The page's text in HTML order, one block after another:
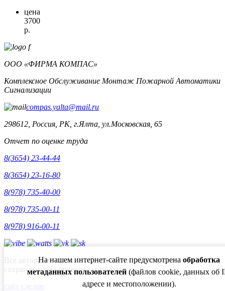
На нашем интернет-сайте предусмотрена обработка
метаданных пользователей (файлов cookie, данных об
адресе и местоположении).
цена
3700
р.
ООО «ФИРМА КОМПАС»
Комплексное Обслуживание Монтаж Пожарной Автоматики
Сигнализации
compas.yalta@mail.ru
298612, Россия, РК, г.Ялта, ул.Московская, 65
Отчет по оценке труда
8(3654) 23-44-44
8(3654) 23-16-80
8(978) 735-40-00
8(978) 735-00-11
8(978) 916-00-11
Все авторские права, включая смежные авторские,
сохраняются за правообладателями
сайт сделан